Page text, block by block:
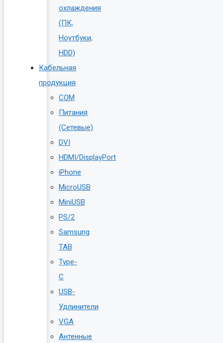
охлаждения
(ПК,
Ноутбуки,
HDD)
Кабельная
продукция
COM
Питания
(Сетевые)
DVI
HDMI/DisplayPort
iPhone
MicroUSB
MiniUSB
PS/2
Samsung
TAB
Type-
C
USB-
Удлинители
VGA
Антенные